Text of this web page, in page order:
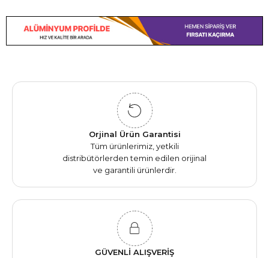
Orjinal Ürün Garantisi
Tüm ürünlerimiz, yetkili
distribütörlerden temin edilen orijinal
ve garantili ürünlerdir.
GÜVENLİ ALIŞVERİŞ